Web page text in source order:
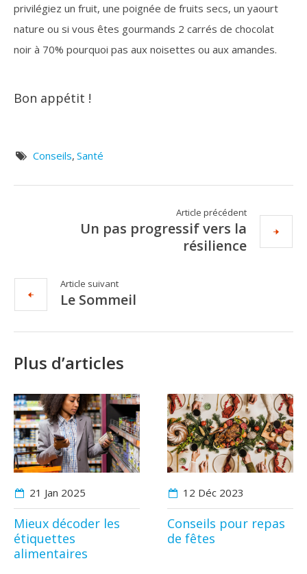
privilégiez un fruit, une poignée de fruits secs, un yaourt
nature ou si vous êtes gourmands 2 carrés de chocolat
noir à 70% pourquoi pas aux noisettes ou aux amandes.
Bon appétit !
Conseils, Santé
Article précédent
Un pas progressif vers la
résilience
Article suivant
Le Sommeil
Plus d’articles
21 Jan 2025
Mieux décoder les
étiquettes
alimentaires
12 Déc 2023
Conseils pour repas
de fêtes